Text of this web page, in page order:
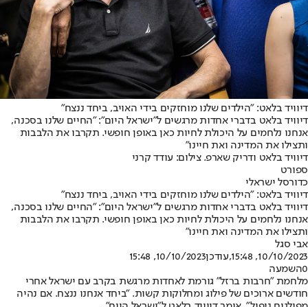
דיוויד בלאט: "הילדים שלנו מוחזקים בידי האויב, ביחד ננצח"
דיוויד בלאט בדברי אחדות מרגשים ל"ישראל היום": "החיים שלנו בסכנה,
אנחנו נלחמים על היכולת לחיות כאן באופן חופשי. תקרבו את הלבבות
ותצילו את המדינה ואת חיינו"
דיוויד בלאט ודריק שארפ. צילום: עודד קרני
ספורט
כדורסל ישראלי
דיוויד בלאט: "הילדים שלנו מוחזקים בידי האויב, ביחד ננצח"
דיוויד בלאט בדברי אחדות מרגשים ל"ישראל היום": "החיים שלנו בסכנה,
אנחנו נלחמים על היכולת לחיות כאן באופן חופשי. תקרבו את הלבבות
ותצילו את המדינה ואת חיינו"
אבי סגל
10/10/2023, 15:48
,עודכן10/10/2023, 15:48
0השמעה
מלחמת "חרבות ברזל" גורמת לאחדות מרגשת בקרב עם ישראל אחרי
חודשים ארוכים של פילוג ומחלוקות קשות. "ביחד אנחנו ננצח. אם נהיה